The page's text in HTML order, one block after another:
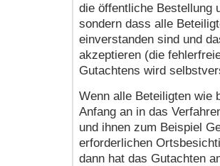
die öffentliche Bestellung
sondern dass alle
einverstanden sind und
akzeptieren (die
Gutachtens wird
Wenn alle Beteiligten wie
Anfang an in das
und ihnen zum Beispiel
erforderlichen
dann hat das Gutachten